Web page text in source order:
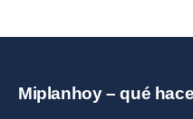
Miplanhoy – qué